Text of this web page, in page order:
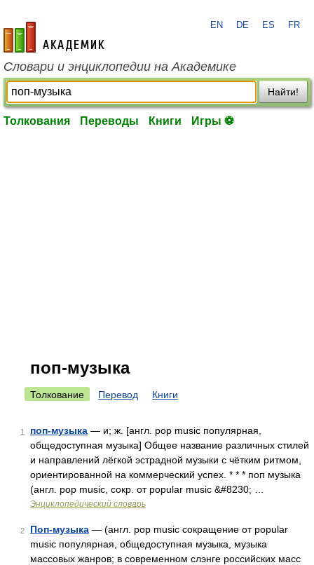
academic.ru
EN DE ES FR
Словари и энциклопедии на Академике
Найти!
Толкования Переводы Книги Игры ⚽
поп-музыка
Толкование Перевод Книги
1 поп-музыка — и; ж. [англ. pop music популярная,
общедоступная музыка] Общее название различных стилей
и направлений лёгкой эстрадной музыки с чётким ритмом,
ориентированной на коммерческий успех. * * * поп музыка
(англ. рор music, сокр. от popular music &#8230; …
Энциклопедический словарь
2 Поп-музыка — (англ. pop music сокращение от popular
music популярная, общедоступная музыка, музыка
массовых жанров; в современном слэнге российских масс